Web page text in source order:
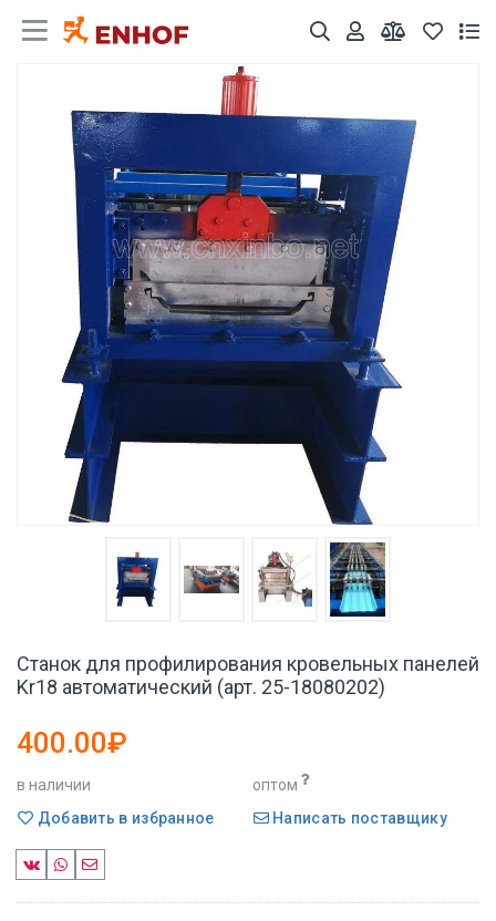
Станок для профилирования кровельных панелей
Kr18 автоматический (арт. 25-18080202)
400.00₽
в наличии
оптом
Добавить в избранное
Написать поставщику